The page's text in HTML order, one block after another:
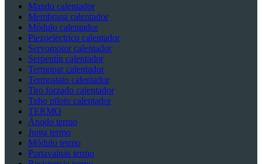
Mando calentador
Membrana calentador
Módulo calentador
Piezoelectrico calentador
Servomotor calentador
Serpentín calentador
Termopar calentador
Termostato calentador
Tiro forzado calentador
Tubo piloto calentador
TERMO
Ánodo termo
Junta termo
Módulo termo
Portavainas termo